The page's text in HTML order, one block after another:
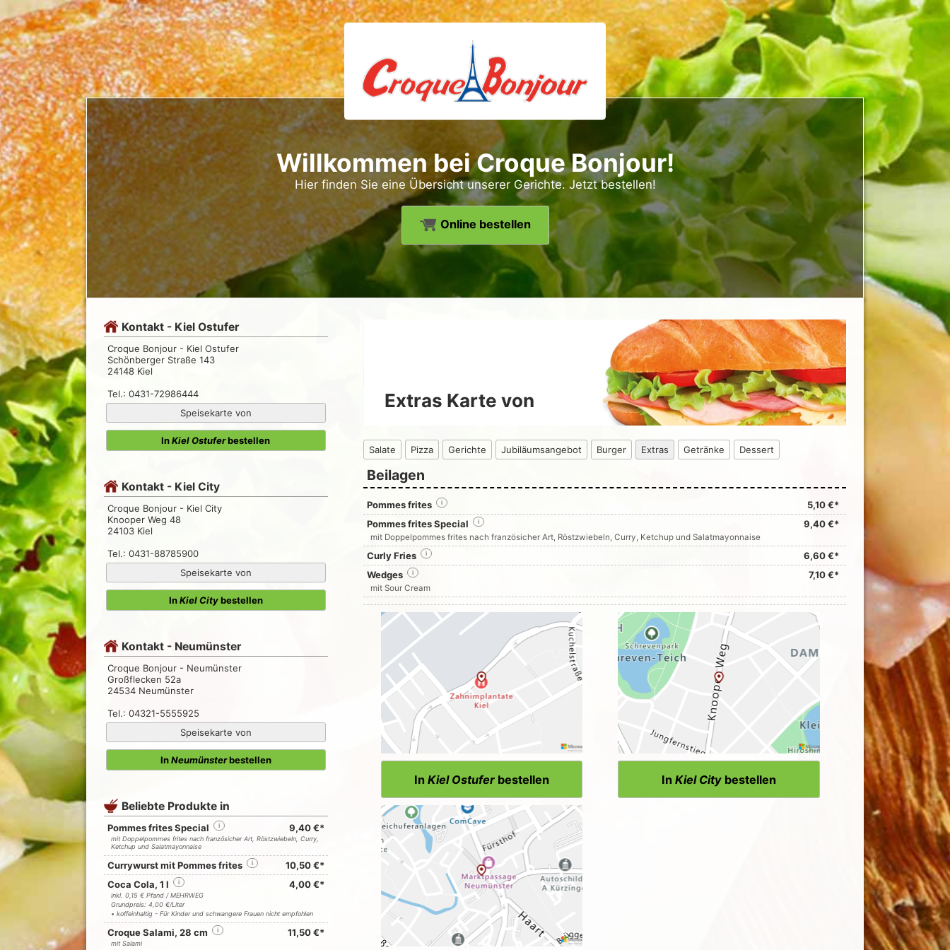
Willkommen bei Croque Bonjour!
Hier finden Sie eine Übersicht unserer Gerichte. Jetzt bestellen!
Online bestellen
Kontakt - Kiel Ostufer
Croque Bonjour - Kiel Ostufer
Schönberger Straße 143
24148 Kiel
Tel.: 0431-72986444
Speisekarte von
InKiel Ostuferbestellen
Kontakt - Kiel City
Croque Bonjour - Kiel City
Knooper Weg 48
24103 Kiel
Tel.: 0431-88785900
Speisekarte von
InKiel Citybestellen
Kontakt - Neumünster
Croque Bonjour - Neumünster
Großflecken 52a
24534 Neumünster
Tel.: 04321-5555925
Speisekarte von
InNeumünsterbestellen
Beliebte Produkte in
Pommes frites Special i 9,40 €*
mit Doppelpommes frites nach französicher Art, Röstzwiebeln, Curry,
Ketchup und Salatmayonnaise
Currywurst mit Pommes frites i
10,50 €*
Coca Cola, 1 l
i 4,00 €*
inkl. 0,15 € Pfand / MEHRWEG
Grundpreis: 4,00 €/Liter
• koffeinhaltig - Für Kinder und schwangere Frauen nicht empfohlen
Croque Salami, 28 cm i 11,50 €*
mit Salami
Extras Karte von
Salate Pizza Gerichte Jubiläumsangebot Burger Extras Getränke Dessert
Beilagen
Pommes frites 5,10 €*
i
Pommes frites Special 9,40 €*
i
mit Doppelpommes frites nach französicher Art, Röstzwiebeln, Curry, Ketchup und Salatmayonnaise
Curly Fries 6,60 €*
i
Wedges 7,10 €*
i
mit Sour Cream
In Kiel Ostuferbestellen InKiel City bestellen